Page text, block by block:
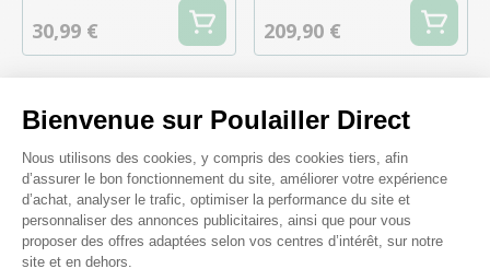
Bienvenue sur Poulailler Direct
Plateforme de Gestion du
Nous utilisons des cookies, y compris des cookies tiers, afin
d’assurer le bon fonctionnement du site, améliorer votre expérience
d’achat, analyser le trafic, optimiser la performance du site et
personnaliser des annonces publicitaires, ainsi que pour vous
proposer des offres adaptées selon vos centres d’intérêt, sur notre
site et en dehors.
30,99 € 209,90 €
Les points forts
Caractéristiques
Conseils